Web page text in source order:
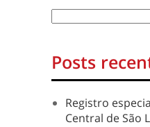
Posts
Registro
Central de São